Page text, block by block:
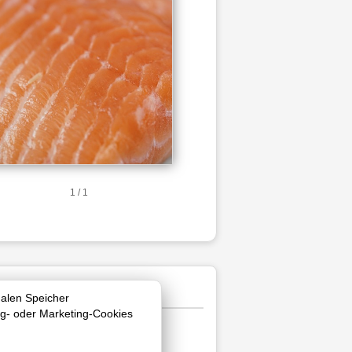
Speicher
oder Marketing-Cookies
1 / 1